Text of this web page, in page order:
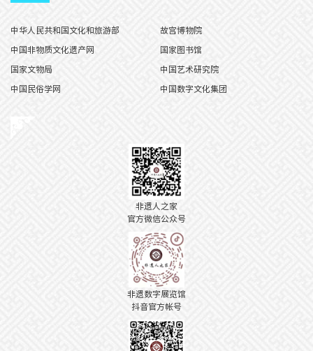
中华人民共和国文化和旅游部 故宫博物院
中国非物质文化遗产网 国家图书馆
国家文物局 中国艺术研究院
中国民俗学网 中国数字文化集团
非遗人之家
官方微信公众号
非遗数字展览馆
抖音官方帐号